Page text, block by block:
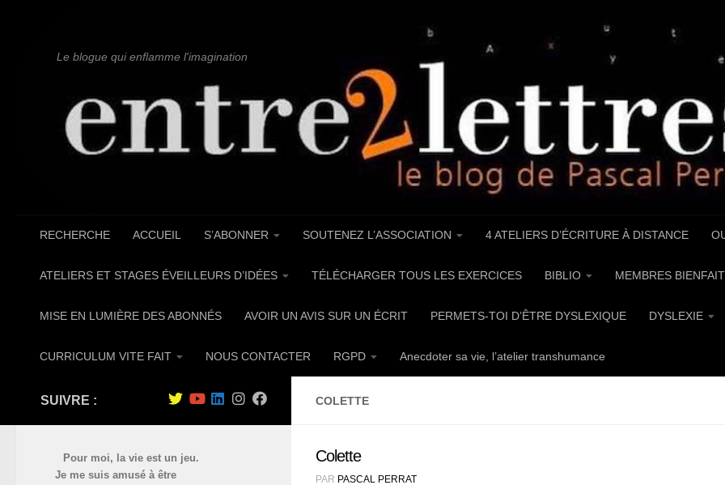
Le blogue qui enflamme l'imagination
RECHERCHE ACCUEIL S’ABONNER SOUTENEZ L’ASSOCIATION 4 ATELIERS D’ÉCRITURE À DISTANCE
ATELIERS ET STAGES ÉVEILLEURS D’IDÉES TÉLÉCHARGER TOUS LES EXERCICES BIBLIO MEMBRES
MISE EN LUMIÈRE DES ABONNÉS AVOIR UN AVIS SUR UN ÉCRIT PERMETS-TOI D’ÊTRE DYSLEXIQUE DYSLEXIE
CURRICULUM VITE FAIT NOUS CONTACTER RGPD Anecdoter sa vie, l’atelier transhumance
COLETTE
Colette
PAR PASCAL PERRAT
SUIVRE :
Pour moi, la vie est un jeu.
Je me suis amusé à être